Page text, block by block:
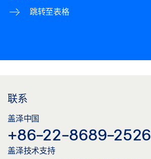
跳转至表格
联系
盖泽中国
+86-22-8689-2526
盖泽技术支持